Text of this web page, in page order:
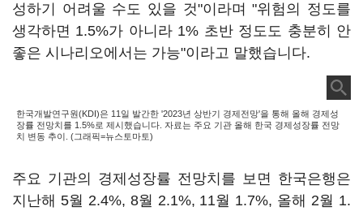
성하기 어려울 수도 있을 것"이라며 "위험의 정도를
생각하면 1.5%가 아니라 1% 초반 정도도 충분히 안
좋은 시나리오에서는 가능"이라고 말했습니다.
한국개발연구원(KDI)은 11일 발간한 '2023년 상반기 경제전망'을 통해 올해 경제성
장률 전망치를 1.5%로 제시했습니다. 자료는 주요 기관 올해 한국 경제성장률 전망
치 변동 추이. (그래픽=뉴스토마토)
주요 기관의 경제성장률 전망치를 보면 한국은행은
지난해 5월 2.4%, 8월 2.1%, 11월 1.7%, 올해 2월 1.